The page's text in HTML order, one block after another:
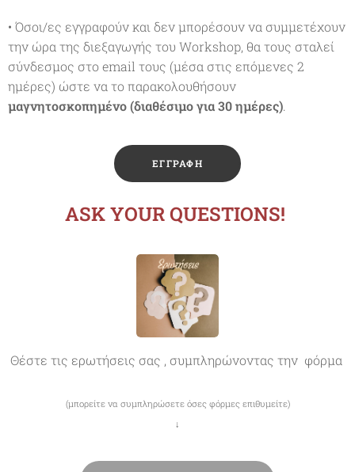
• Όσοι/ες εγγραφούν και δεν μπορέσουν να συμμετέχουν
την ώρα της διεξαγωγής του Workshop, θα τους σταλεί
σύνδεσμος στο email τους (μέσα στις επόμενες 2
ημέρες) ώστε να το παρακολουθήσουν
μαγνητοσκοπημένο (διαθέσιμο για 30 ημέρες).
ΕΓΓΡΑΦΗ
ASK YOUR QUESTIONS!
Θέστε τις ερωτήσεις σας , συμπληρώνοντας την φόρμα
(μπορείτε να συμπληρώσετε όσες φόρμες επιθυμείτε)
↓